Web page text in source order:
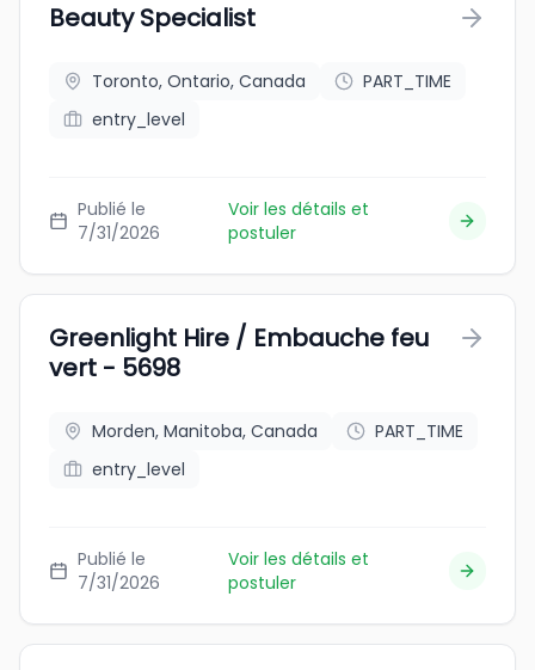
Beauty Specialist
Toronto, Ontario, Canada
PART_TIME
entry_level
Publié le
7/31/2026
Voir les détails et
postuler
Greenlight Hire / Embauche feu
vert - 5698
Morden, Manitoba, Canada
PART_TIME
entry_level
Publié le
7/31/2026
Voir les détails et
postuler